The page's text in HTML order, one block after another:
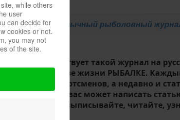
в темеРусскоязычный рыболовный
Германии существует такой журнал на
больше образе жизни РЫБАЛКЕ.
известных спортсменов, а недавно и
и каждый из вас может написать
интересно выписывайте, читайте,
while others
user
can decide for
cookies or not.
you may not
of the site.